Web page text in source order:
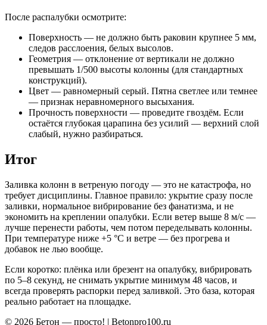
После распалубки осмотрите:
Поверхность — не должно быть раковин крупнее 5 мм,
следов расслоения, белых высолов.
Геометрия — отклонение от вертикали не должно
превышать 1/500 высоты колонны (для стандартных
конструкций).
Цвет — равномерный серый. Пятна светлее или темнее
— признак неравномерного высыхания.
Прочность поверхности — проведите гвоздём. Если
остаётся глубокая царапина без усилий — верхний слой
слабый, нужно разбираться.
Итог
Заливка колонн в ветреную погоду — это не катастрофа, но
требует дисциплины. Главное правило: укрытие сразу после
заливки, нормальное вибрирование без фанатизма, и не
экономить на креплении опалубки. Если ветер выше 8 м/с —
лучше перенести работы, чем потом переделывать колонны.
При температуре ниже +5 °C и ветре — без прогрева и
добавок не лью вообще.
Если коротко: плёнка или брезент на опалубку, вибрировать
по 5–8 секунд, не снимать укрытие минимум 48 часов, и
всегда проверять распорки перед заливкой. Это база, которая
реально работает на площадке.
© 2026 Бетон — просто! | Betonpro100.ru